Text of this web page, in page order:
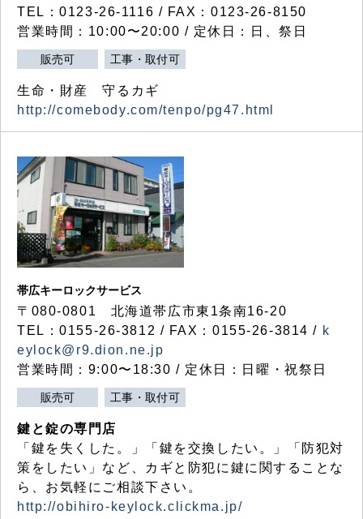
TEL：0123-26-1116 / FAX：0123-26-8150
営業時間：10:00〜20:00 / 定休日：日、祭日
販売可 工事・取付可
生命・財産 守るカギ
http://comebody.com/tenpo/pg47.html
帯広キーロックサービス
〒080-0801 北海道帯広市東1条南16-20
TEL：0155-26-3812 / FAX：0155-26-3814 / k
eylock@r9.dion.ne.jp
営業時間：9:00〜18:30 / 定休日：日曜・祝祭日
販売可 工事・取付可
鍵と錠の専門店
「鍵を失くした。」「鍵を交換したい。」「防犯対
策をしたい」など、カギと防犯に鍵に関することな
ら、お気軽にご相談下さい。
http://obihiro-keylock.clickma.jp/